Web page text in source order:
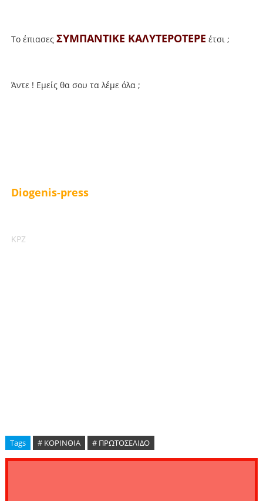
Το έπιασες ΣΥΜΠΑΝΤΙΚΕ ΚΑΛΥΤΕΡΟΤΕΡΕ έτσι ;
Άντε ! Εμείς θα σου τα λέμε όλα ;
Diogenis-press
ΚΡΖ
Tags # ΚΟΡΙΝΘΙΑ # ΠΡΩΤΟΣΕΛΙΔΟ